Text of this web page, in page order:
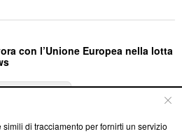
con l’Unione Europea nella lotta
di tracciamento per fornirti un servizio